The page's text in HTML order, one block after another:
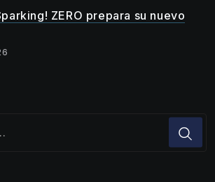
ZERO prepara su nuevo